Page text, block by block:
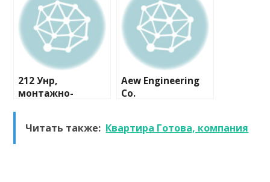
212 Унр,
монтажно-
Aew Engineering
Co.
Читать также: Квартира Готова, компания